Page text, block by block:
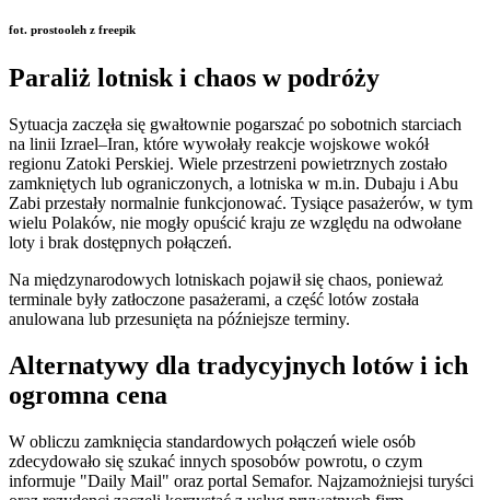
fot. prostooleh z freepik
Paraliż lotnisk i chaos w podróży
Sytuacja zaczęła się gwałtownie pogarszać po sobotnich starciach
na linii Izrael–Iran, które wywołały reakcje wojskowe wokół
regionu Zatoki Perskiej. Wiele przestrzeni powietrznych zostało
zamkniętych lub ograniczonych, a lotniska w m.in. Dubaju i Abu
Zabi przestały normalnie funkcjonować. Tysiące pasażerów, w tym
wielu Polaków, nie mogły opuścić kraju ze względu na odwołane
loty i brak dostępnych połączeń.
Na międzynarodowych lotniskach pojawił się chaos, ponieważ
terminale były zatłoczone pasażerami, a część lotów została
anulowana lub przesunięta na późniejsze terminy.
Alternatywy dla tradycyjnych lotów i ich
ogromna cena
W obliczu zamknięcia standardowych połączeń wiele osób
zdecydowało się szukać innych sposobów powrotu, o czym
informuje "Daily Mail" oraz portal Semafor. Najzamożniejsi turyści